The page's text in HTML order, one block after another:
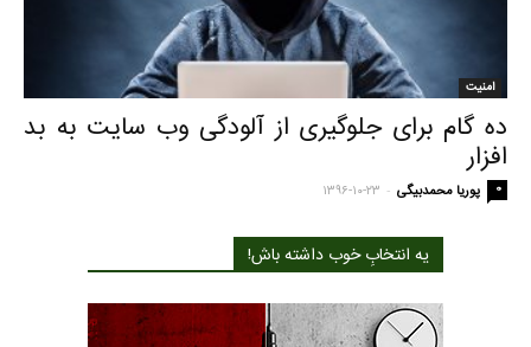
امنیت
ده گام برای جلوگیری از آلودگی وب سایت به بد
افزار
پوریا محمدبیگی - ۱۳۹۶-۱۰-۲۳ 0
یه انتخابِ خوب داشته باش!